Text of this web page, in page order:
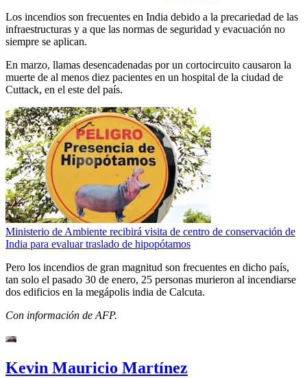
Los incendios son frecuentes en India debido a la precariedad de las
infraestructuras y a que las normas de seguridad y evacuación no
siempre se aplican.
En marzo, llamas desencadenadas por un cortocircuito causaron la
muerte de al menos diez pacientes en un hospital de la ciudad de
Cuttack, en el este del país.
Ministerio de Ambiente recibirá visita de centro de conservación de
India para evaluar traslado de hipopótamos
Pero los incendios de gran magnitud son frecuentes en dicho país,
tan solo el pasado 30 de enero, 25 personas murieron al incendiarse
dos edificios en la megápolis india de Calcuta.
Con información de AFP.
Kevin Mauricio Martínez